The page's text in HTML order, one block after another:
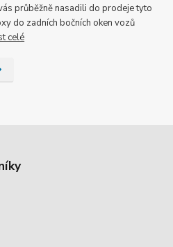
průběžně nasadili do prodeje tyto
do zadních bočních oken vozů
celé